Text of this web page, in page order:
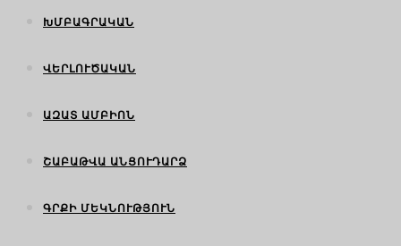
ԽՄԲԱԳՐԱԿԱՆ
ՎԵՐԼՈՒԾԱԿԱՆ
ԱԶԱՏ ԱՄԲԻՈՆ
ՇԱԲԱԹՎԱ ԱՆՑՈՒԴԱՐՁ
ԳՐՔԻ ՄԵԿՆՈՒԹՅՈՒՆ